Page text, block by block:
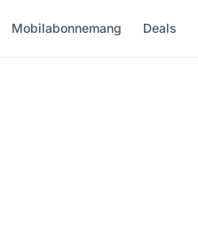
Mobilabonnemang Deals